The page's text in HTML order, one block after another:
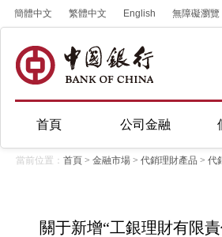
簡體中文 繁體中文 English 無障礙瀏覽
首頁 公司金融
當前位置： 首頁 > 金融市場 > 代銷理財產品 > 代
關于新增“工銀理財有限